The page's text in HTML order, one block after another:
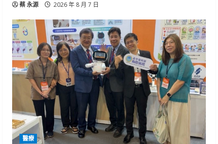
蔡 永源 2026 年 8 月 7 日
醫療